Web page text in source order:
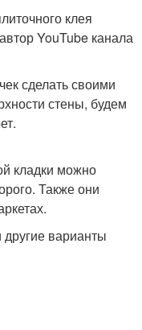
клея
YouTube канала
сделать своими
стены, будем
кладки можно
Также они
варианты